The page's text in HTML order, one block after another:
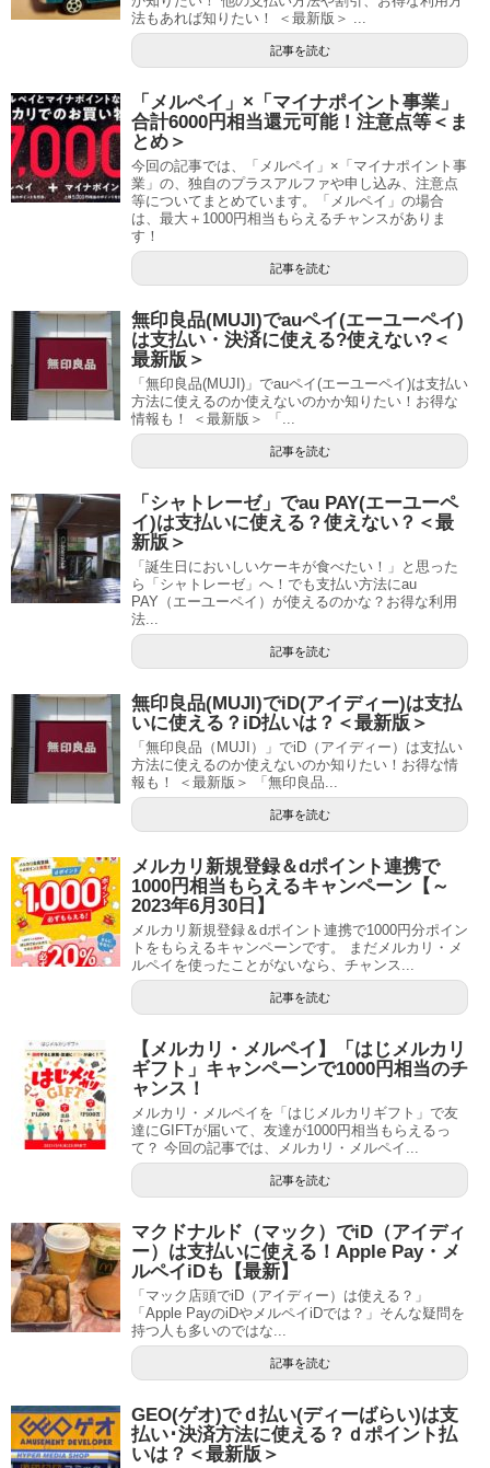
法もあれば知りたい！ ＜最新版＞ ...
記事を読む
「メルペイ」×「マイナポイント事業」
合計6000円相当還元可能！注意点等＜ま
とめ＞
今回の記事では、「メルペイ」×「マイナポイント事
業」の、独自のプラスアルファや申し込み、注意点
等についてまとめています。「メルペイ」の場合
は、最大＋1000円相当もらえるチャンスがありま
す！
記事を読む
無印良品(MUJI)でauペイ(エーユーペイ)
は支払い・決済に使える?使えない?＜
最新版＞
「無印良品(MUJI)」でauペイ(エーユーペイ)は支払い
方法に使えるのか使えないのかか知りたい！お得な
情報も！ ＜最新版＞ 「...
記事を読む
「シャトレーゼ」でau PAY(エーユーペ
イ)は支払いに使える？使えない？＜最
新版＞
「誕生日においしいケーキが食べたい！」と思った
ら「シャトレーゼ」へ！でも支払い方法にau
PAY（エーユーペイ）が使えるのかな？お得な利用
法...
記事を読む
無印良品(MUJI)でiD(アイディー)は支払
いに使える？iD払いは？＜最新版＞
「無印良品（MUJI）」でiD（アイディー）は支払い
方法に使えるのか使えないのか知りたい！お得な情
報も！ ＜最新版＞ 「無印良品...
記事を読む
メルカリ新規登録＆dポイント連携で
1000円相当もらえるキャンペーン【～
2023年6月30日】
メルカリ新規登録＆dポイント連携で1000円分ポイン
トをもらえるキャンペーンです。 まだメルカリ・メ
ルペイを使ったことがないなら、チャンス...
記事を読む
【メルカリ・メルペイ】「はじメルカリ
ギフト」キャンペーンで1000円相当のチ
ャンス！
メルカリ・メルペイを「はじメルカリギフト」で友
達にGIFTが届いて、友達が1000円相当もらえるっ
て？ 今回の記事では、メルカリ・メルペイ...
記事を読む
マクドナルド（マック）でiD（アイディ
ー）は支払いに使える！Apple Pay・メ
ルペイiDも【最新】
「マック店頭でiD（アイディー）は使える？」
「Apple PayのiDやメルペイiDでは？」そんな疑問を
持つ人も多いのではな...
記事を読む
GEO(ゲオ)でｄ払い(ディーばらい)は支
払い･決済方法に使える？ｄポイント払
いは？＜最新版＞